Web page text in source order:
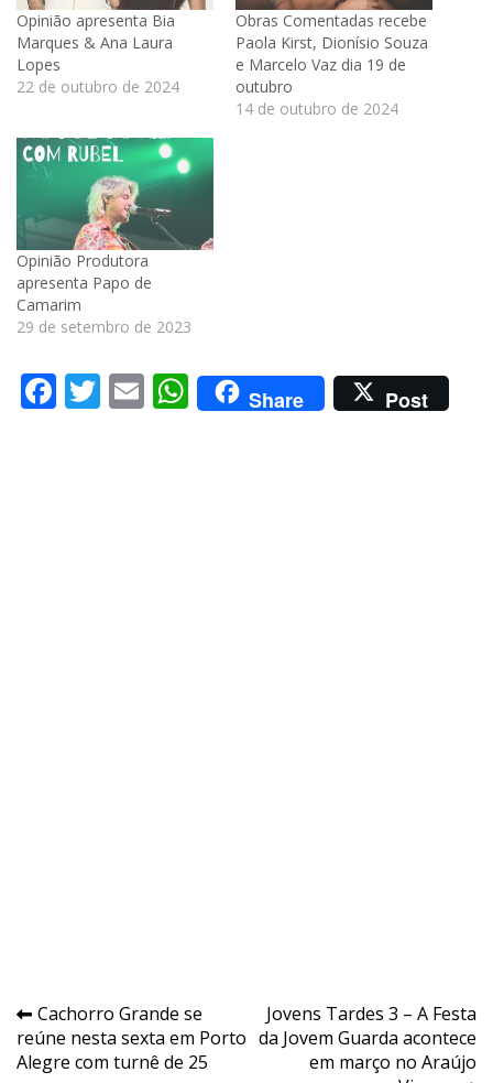
Opinião apresenta Bia
Marques & Ana Laura
Lopes
22 de outubro de 2024
Obras Comentadas recebe
Paola Kirst, Dionísio Souza
e Marcelo Vaz dia 19 de
outubro
14 de outubro de 2024
Opinião Produtora
apresenta Papo de
Camarim
29 de setembro de 2023
Facebook
Twitter
EmailWhatsApp
Share Post
Navegação
de
Cachorro Grande se
reúne nesta sexta em Porto
Alegre com turnê de 25
Jovens Tardes 3 – A Festa
da Jovem Guarda acontece
em março no Araújo